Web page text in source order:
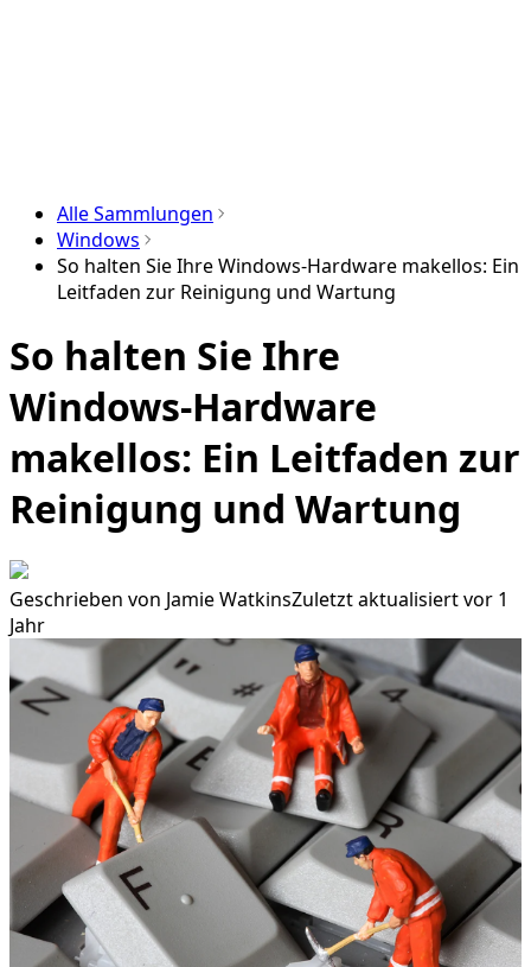
Alle Sammlungen
Windows
So halten Sie Ihre Windows-Hardware makellos: Ein
Leitfaden zur Reinigung und Wartung
So halten Sie Ihre
Windows-Hardware
makellos: Ein Leitfaden zur
Reinigung und Wartung
Geschrieben von Jamie WatkinsZuletzt aktualisiert vor 1
Jahr